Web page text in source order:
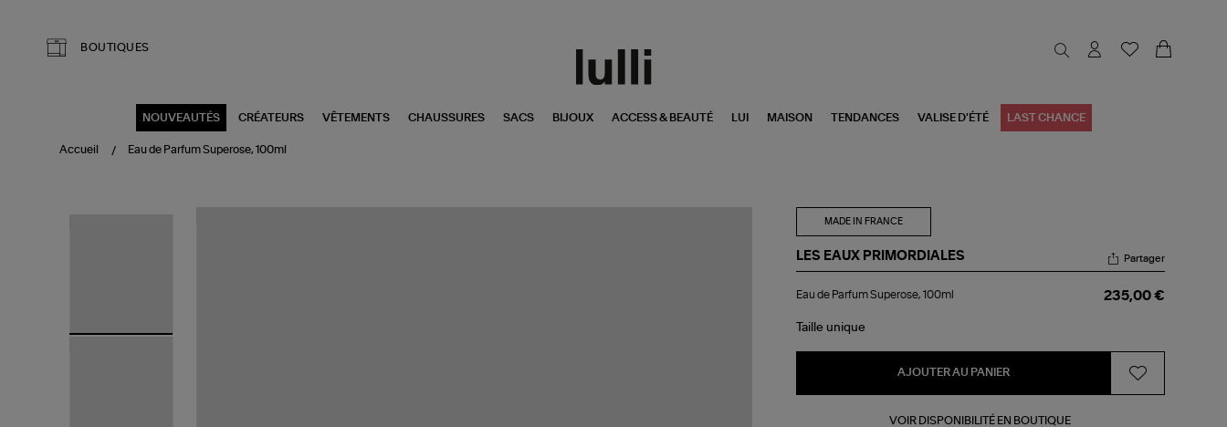
BOUTIQUES
NOUVEAUTÉS CRÉATEURS VÊTEMENTS CHAUSSURES SACS BIJOUX ACCESS & BEAUTÉ LUI MAISON TENDANCES VALISE D'ÉTÉ LAST CHANCE
Accueil Eau de Parfum Superose, 100ml
MADE IN FRANCE
LES EAUX PRIMORDIALES
de
Superose,
Partager
Eau de Parfum Superose, 100ml 235,00 €
Taille unique
AJOUTER AU PANIER
VOIR DISPONIBILITÉ EN BOUTIQUE